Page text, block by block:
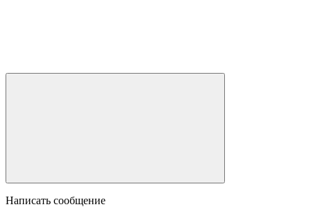
Написать сообщение